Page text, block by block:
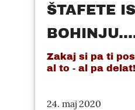
ŠTAFETE
Zakaj si pa ti
al to - al pa
24. maj 2020